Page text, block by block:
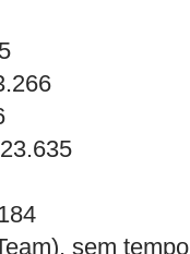
sem tempo